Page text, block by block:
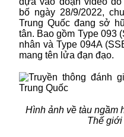
bố ngày 28/9/2022,
Trung Quốc đang sở
tân. Bao gồm Type 093
nhân và Type 094A
mang tên lửa đạn đạo.
Hình ảnh về tàu ngầm
Thế giới